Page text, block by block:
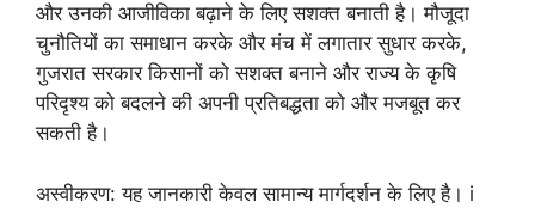
और उनकी आजीविका बढ़ाने के लिए सशक्त बनाती है। मौजूदा
चुनौतियों का समाधान करके और मंच में लगातार सुधार करके,
गुजरात सरकार किसानों को सशक्त बनाने और राज्य के कृषि
परिदृश्य को बदलने की अपनी प्रतिबद्धता को और मजबूत कर
सकती है।
अस्वीकरण: यह जानकारी केवल सामान्य मार्गदर्शन के लिए है। i